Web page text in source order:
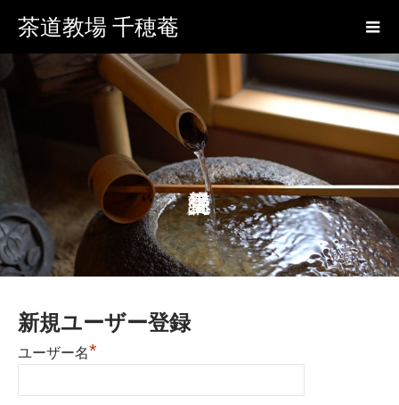
茶道教場 千穂菴
新規ユーザー登録
ユーザー名*